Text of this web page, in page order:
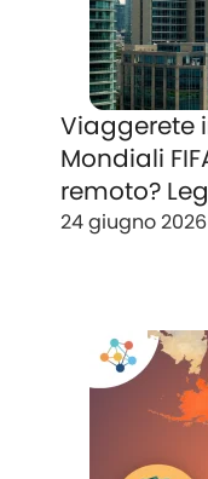
Viaggerete
Mondiali
remoto?
24 giugno 2026